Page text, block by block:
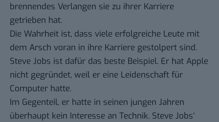
brennendes Verlangen sie zu ihrer Karriere
getrieben hat.
Die Wahrheit ist, dass viele erfolgreiche Leute mit
dem Arsch voran in ihre Karriere gestolpert sind.
Steve Jobs ist dafür das beste Beispiel. Er hat Apple
nicht gegründet, weil er eine Leidenschaft für
Computer hatte.
Im Gegenteil, er hatte in seinen jungen Jahren
überhaupt kein Interesse an Technik. Steve Jobs‘